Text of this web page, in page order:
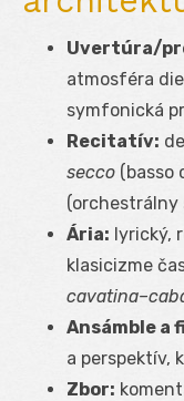
Uvertúra/
atmosféra
symfonická
Recitatív:
secco (basso
(orchestrálny
Ária: lyrický,
klasicizme
Ansámble a
a perspektív,
Zbor: